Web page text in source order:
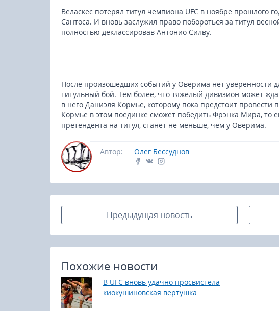
Веласкес потерял титул чемпиона UFC в ноябре прошлого
Сантоса. И вновь заслужил право побороться за титул
полностью деклассировав Антонио Силву.
После произошедших событий у Оверима нет уверенности
титульный бой. Тем более, что тяжелый дивизион может
в него Даниэля Кормье, которому пока предстоит провести
Кормье в этом поединке сможет победить Фрэнка Мира, то
претендента на титул, станет не меньше, чем у Оверима.
Автор: Олег Бессуднов
Предыдущая новость
Похожие новости
В UFC вновь удачно просвистела
киокушиновская вертушка
Spanish Autumn Camp 2026